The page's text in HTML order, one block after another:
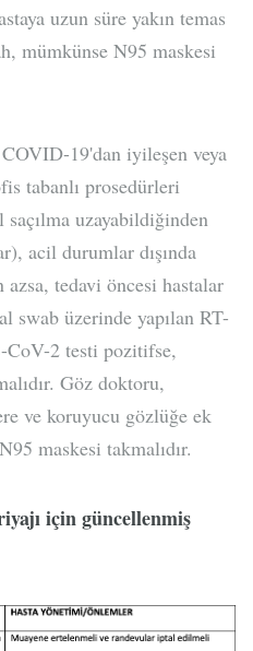
uzun süre yakın temas
mümkünse N95 maskesi
19'dan iyileşen veya
tabanlı prosedürleri
uzayabildiğinden
acil durumlar dışında
tedavi öncesi hastalar
swab üzerinde yapılan RT-
CoV-2 testi pozitifse,
Göz doktoru,
ve koruyucu gözlüğe ek
maskesi takmalıdır.
için güncellenmiş